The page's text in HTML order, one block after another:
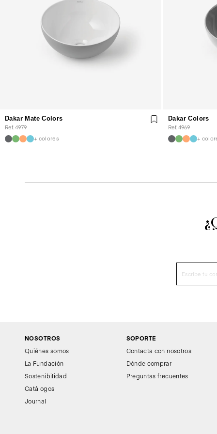
Dakar Mate Colors
Ref. 4979
+ colores
Dakar Colors
Ref. 4969
+
NOSOTROS
Quiénes somos
La Fundación
Sostenibilidad
Catálogos
Journal
SOPORTE
Contacta con nosotros
Dónde comprar
Preguntas frecuentes